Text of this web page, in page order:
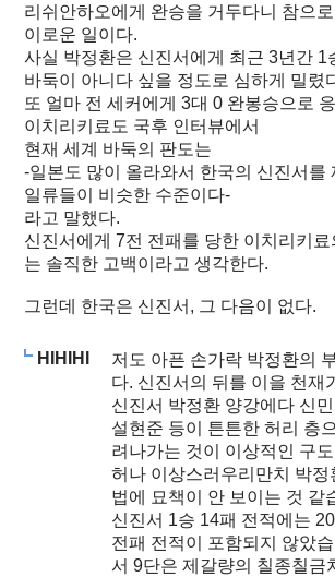
리쉬안하오에게 완승을 거두다니 참으
이로운 일이다.
사실 박정환은 신진서에게 최근 3년간 1
바둑이 아니다 싶을 정도로 심하게 밀렸
또 얼마 전 세커에게 3대 0 완봉승으로
이치리키료도 국후 인터뷰에서
현재 세계 바둑의 판도는
-일본도 많이 올라와서 한국의 신진서를
일류들이 비슷한 수준이다-
라고 말했다.
신진서에게 7전 전패를 당한 이치리키
는 솔직한 고백이라고 생각한다.
그런데 한국은 신진서, 그 다음이 없다.
HIHIHI
저도 아픈 손가락 박정환의
다. 신진서의 뒤를 이을 천재
신진서 박정환 양강에다 신
설현준 등이 튼튼한 허리 층
려나가는 것이 이상적인 구
허나 이상스러우리만치 박정
법에 묘책이 안 보이는 것 같
신진서 1승 14패 전적에는
전패 전적이 포함되지 않았
서 9단은 제갈량의 칠종칠금